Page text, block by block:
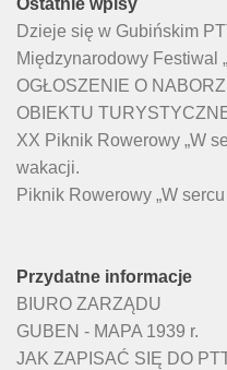
Ostatnie wpisy
Dzieje się w Gubińskim
Międzynarodowy Festiwal
OGŁOSZENIE O
OBIEKTU
XX Piknik Rowerowy „W
wakacji.
Piknik Rowerowy „W
Przydatne informacje
BIURO ZARZĄDU
GUBEN - MAPA 1939 r.
JAK ZAPISAĆ SIĘ DO